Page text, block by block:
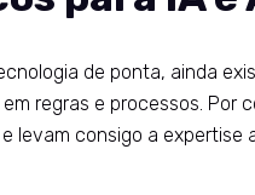
de ponta, ainda
regras e processos.
consigo a